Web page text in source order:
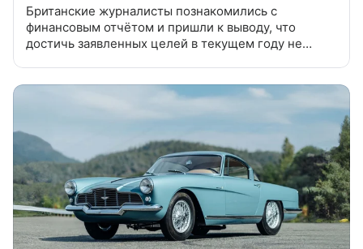
Британские журналисты познакомились с
финансовым отчётом и пришли к выводу, что
достичь заявленных целей в текущем году не